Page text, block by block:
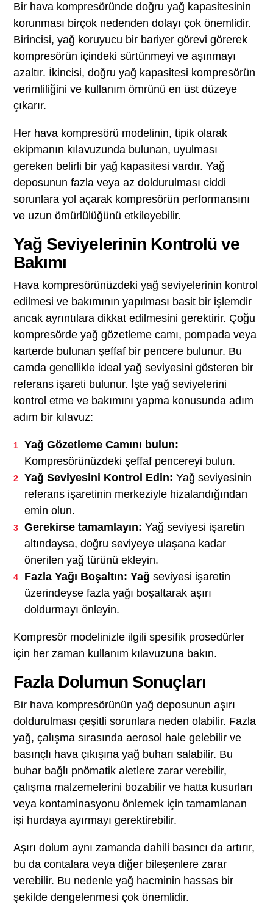
Bir hava kompresöründe doğru yağ kapasitesinin
korunması birçok nedenden dolayı çok önemlidir.
Birincisi, yağ koruyucu bir bariyer görevi görerek
kompresörün içindeki sürtünmeyi ve aşınmayı
azaltır. İkincisi, doğru yağ kapasitesi kompresörün
verimliliğini ve kullanım ömrünü en üst düzeye
çıkarır.
Her hava kompresörü modelinin, tipik olarak
ekipmanın kılavuzunda bulunan, uyulması
gereken belirli bir yağ kapasitesi vardır. Yağ
deposunun fazla veya az doldurulması ciddi
sorunlara yol açarak kompresörün performansını
ve uzun ömürlülüğünü etkileyebilir.
Yağ Seviyelerinin Kontrolü ve
Bakımı
Hava kompresörünüzdeki yağ seviyelerinin kontrol
edilmesi ve bakımının yapılması basit bir işlemdir
ancak ayrıntılara dikkat edilmesini gerektirir. Çoğu
kompresörde yağ gözetleme camı, pompada veya
karterde bulunan şeffaf bir pencere bulunur. Bu
camda genellikle ideal yağ seviyesini gösteren bir
referans işareti bulunur. İşte yağ seviyelerini
kontrol etme ve bakımını yapma konusunda adım
adım bir kılavuz:
Yağ Gözetleme Camını bulun:
Kompresörünüzdeki şeffaf pencereyi bulun.
Yağ Seviyesini Kontrol Edin: Yağ seviyesinin
referans işaretinin merkeziyle hizalandığından
emin olun.
Gerekirse tamamlayın: Yağ seviyesi işaretin
altındaysa, doğru seviyeye ulaşana kadar
önerilen yağ türünü ekleyin.
Fazla Yağı Boşaltın: Yağ seviyesi işaretin
üzerindeyse fazla yağı boşaltarak aşırı
doldurmayı önleyin.
Kompresör modelinizle ilgili spesifik prosedürler
için her zaman kullanım kılavuzuna bakın.
Fazla Dolumun Sonuçları
Bir hava kompresörünün yağ deposunun aşırı
doldurulması çeşitli sorunlara neden olabilir. Fazla
yağ, çalışma sırasında aerosol hale gelebilir ve
basınçlı hava çıkışına yağ buharı salabilir. Bu
buhar bağlı pnömatik aletlere zarar verebilir,
çalışma malzemelerini bozabilir ve hatta kusurları
veya kontaminasyonu önlemek için tamamlanan
işi hurdaya ayırmayı gerektirebilir.
Aşırı dolum aynı zamanda dahili basıncı da artırır,
bu da contalara veya diğer bileşenlere zarar
verebilir. Bu nedenle yağ hacminin hassas bir
şekilde dengelenmesi çok önemlidir.